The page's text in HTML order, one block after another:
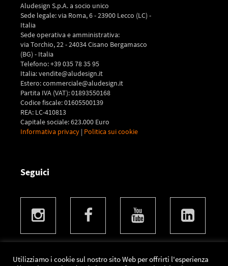
Aludesign S.p.A. a socio unico
Sede legale: via Roma, 6 - 23900 Lecco (LC) -
Italia
Sede operativa e amministrativa:
via Torchio, 22 - 24034 Cisano Bergamasco
(BG) - Italia
Telefono: +39 035 78 35 95
Italia: vendite@aludesign.it
Estero: commerciale@aludesign.it
Partita IVA (VAT): 01893550168
Codice fiscale: 01605500139
REA: LC-410813
Capitale sociale: 623.000 Euro
Informativa privacy | Politica sui cookie
Seguici
Utilizziamo i cookie sul nostro sito Web per offrirti l'esperienza